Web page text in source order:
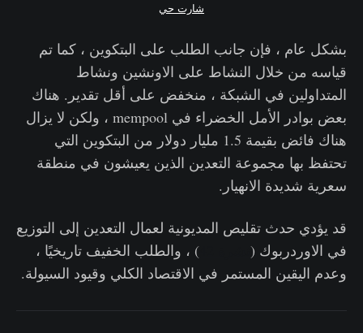
شارت حي
بشكل عام ، فإن جانب الطلب على البتكوين ، كما تم
قياسه من خلال النشاط على الاونشين ونشاط
المتداولين في الشبكة ، منخفض على أقل تقدير. هناك
بعض بوادر الأمل الخضراء في mempool ، ولكن لا يزال
هناك فائض بقيمة 1.5 مليار دولار من البتكوين التي
تحتفظ بها مجموعة التعدين الذين يعيشون في منطقة
سعرية شديدة الانهيار.
قد يؤدي حدث تقليص المديونية لعمال التعدين إلى التوزيع
في الاوردربوك (
) ، والطلب الخفيف تاريخيًا ،
وعدم اليقين المستمر في الاقتصاد الكلي وقيود السيولة.